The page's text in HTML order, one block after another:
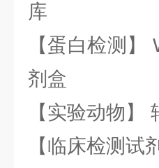
库
【蛋白检测
剂盒
【实验动物
【临床检测